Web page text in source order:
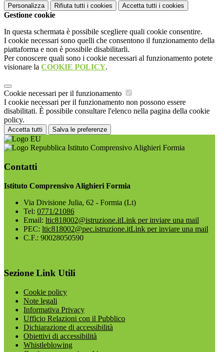
Personalizza Rifiuta tutti i cookies Accetta tutti i cookies
Gestione cookie
In questa schermata è possibile scegliere quali cookie consentire.
I cookie necessari sono quelli che consentono il funzionamento della
piattaforma e non è possibile disabilitarli.
Per conoscere quali sono i cookie necessari al funzionamento potete
visionare la COOKIE POLICY.
Cookie necessari per il funzionamento
I cookie necessari per il funzionamento non possono essere
disabilitati. È possibile consultare l'elenco nella pagina della cookie
policy.
Accetta tutti Salva le preferenze
Istituto Comprensivo Alighieri Formia
Contatti
Istituto Comprensivo Alighieri Formia
Via Divisione Julia, 62 - Formia (Lt)
Tel: 0771/21086
Email: ltic818002@istruzione.itLink per inviare una mail
PEC: ltic818002@pec.istruzione.itLink per inviare una mail
C.F.: 90028050590
Sezione Link Utili
Cookie policy
Note legali
Informativa Privacy
Ufficio Relazioni con il Pubblico
Dichiarazione di accessibilità
Obiettivi di accessibilità
Whistleblowing